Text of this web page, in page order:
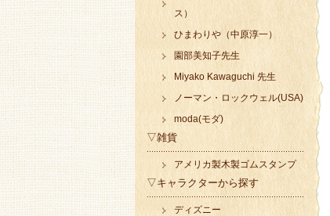
ス）
ひまわりや（中原淳一）
園部美知子先生
Miyako Kawaguchi 先生
ノーマン・ロックウェル(USA)
moda(モダ)
▽雑貨
アメリカ製木製ゴムスタンプ
▽キャラクターから探す
ディズニー